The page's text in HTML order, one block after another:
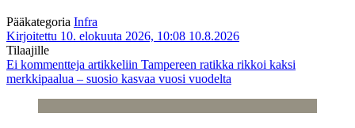
Pääkategoria Infra
Kirjoitettu 10. elokuuta 2026, 10:08 10.8.2026
Tilaajille
Ei kommentteja artikkeliin Tampereen ratikka rikkoi kaksi
merkkipaalua – suosio kasvaa vuosi vuodelta